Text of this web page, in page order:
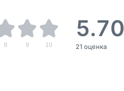
8 9 10
5.70
21 оценка